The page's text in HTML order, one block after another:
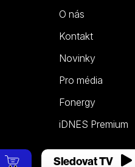
O nás
Kontakt
Novinky
Pro média
Fonergy
iDNES Premium
Sledovat TV